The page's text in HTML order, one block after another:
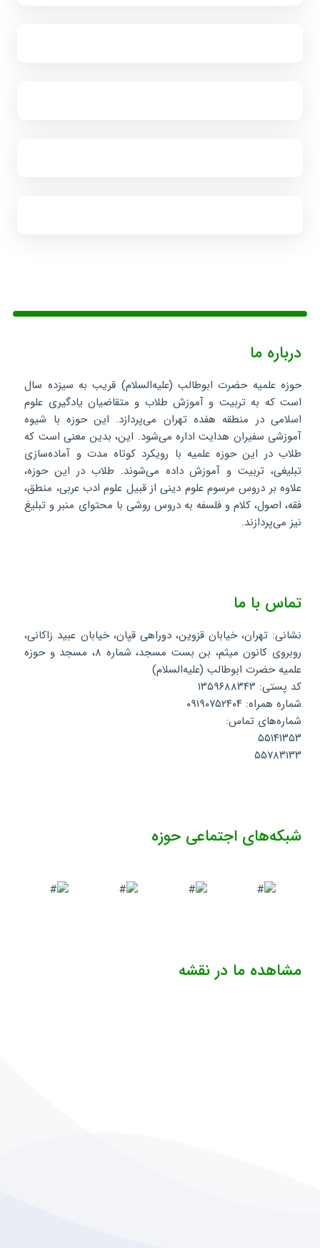
درباره ما
حوزه علمیه حضرت ابوطالب (علیه‌السلام) قریب به سیزده سال
است که به تربیت و آموزش طلاب و متقاضیان یادگیری علوم
اسلامی در منطقه هفده تهران می‌پردازد. این حوزه با شیوه
آموزشی سفیران هدایت اداره می‌شود. این، بدین معنی است که
طلاب در این حوزه علمیه با رویکرد کوتاه مدت و آماده‌سازی
تبلیغی، تربیت و آموزش داده می‌شوند. طلاب در این حوزه،
علاوه بر دروس مرسوم علوم دینی از قبیل علوم ادب عربی، منطق،
فقه، اصول، کلام و فلسفه به دروس روشی با محتوای منبر و تبلیغ
نیز می‌پردازند.
تماس با ما
نشانی: تهران، خیابان قزوین، دوراهی قپان، خیابان عبید زاکانی،
روبروی کانون میثم، بن بست مسجد، شماره ۸، مسجد و حوزه
علمیه حضرت ابوطالب (علیه‌السلام)
کد پستی: ۱۳۵۹۶۸۸۳۴۳
شماره همراه: ۰۹۱۹۰۷۵۲۴۰۴
شماره‌های تماس:
۵۵۱۴۱۳۵۳
۵۵۷۸۳۱۳۳
شبکه‌های اجتماعی حوزه
مشاهده ما در نقشه